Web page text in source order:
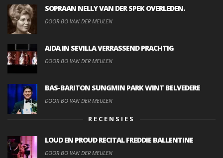
SOPRAAN NELLY VAN DER SPEK OVERLEDEN.
DOOR BO VAN DER MEULEN
AIDA IN SEVILLA VERRASSEND PRACHTIG
DOOR BO VAN DER MEULEN
BAS-BARITON SUNGMIN PARK WINT BELVEDERE
DOOR BO VAN DER MEULEN
RECENSIES
LOUD EN PROUD RECITAL FREDDIE BALLENTINE
DOOR BO VAN DER MEULEN